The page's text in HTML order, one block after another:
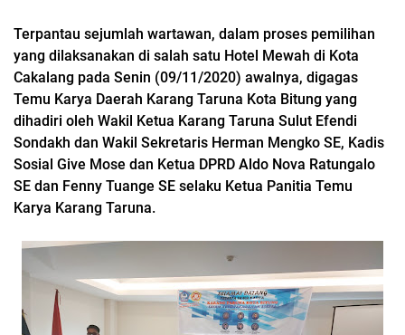
Terpantau sejumlah wartawan, dalam proses pemilihan
yang dilaksanakan di salah satu Hotel Mewah di Kota
Cakalang pada Senin (09/11/2020) awalnya, digagas
Temu Karya Daerah Karang Taruna Kota Bitung yang
dihadiri oleh Wakil Ketua Karang Taruna Sulut Efendi
Sondakh dan Wakil Sekretaris Herman Mengko SE, Kadis
Sosial Give Mose dan Ketua DPRD Aldo Nova Ratungalo
SE dan Fenny Tuange SE selaku Ketua Panitia Temu
Karya Karang Taruna.